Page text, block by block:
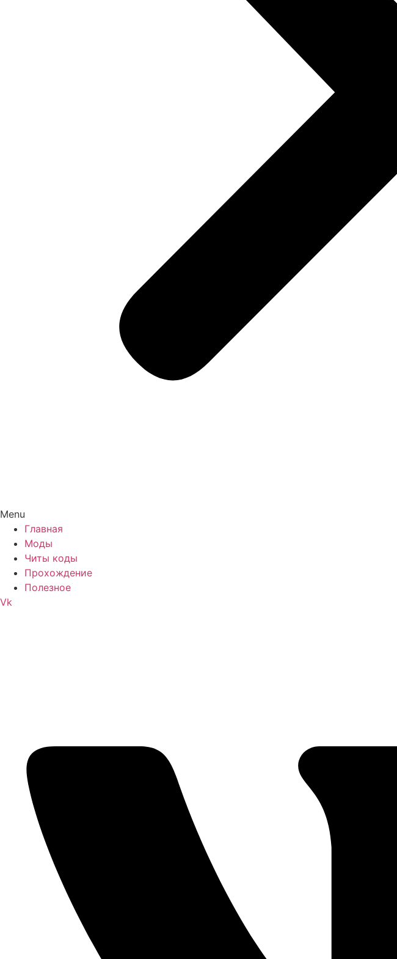
Menu
Главная
Моды
Читы коды
Прохождение
Полезное
Vk